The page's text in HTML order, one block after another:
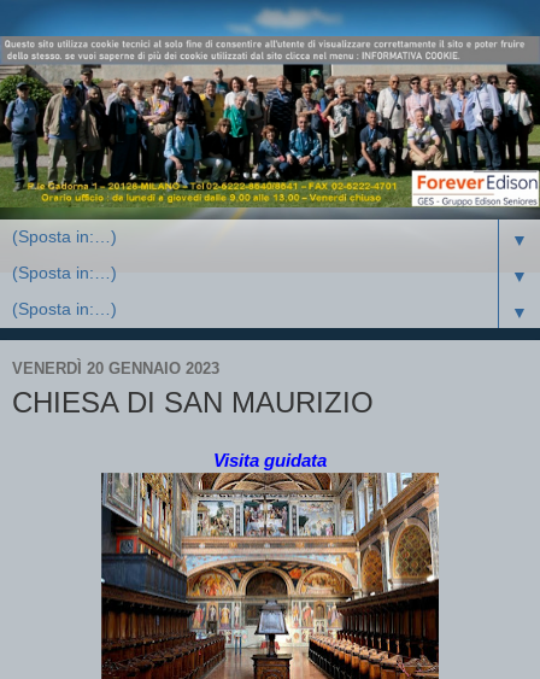
▼
▼
▼
VENERDÌ 20 GENNAIO 2023
CHIESA DI SAN MAURIZIO
Visita guidata